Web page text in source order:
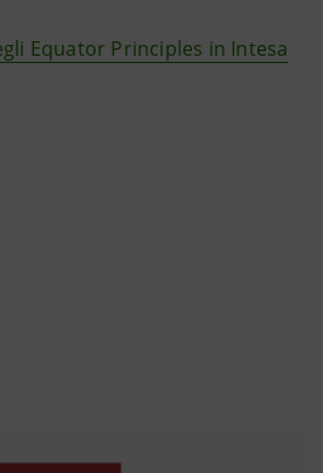
Equator Principles in Intesa